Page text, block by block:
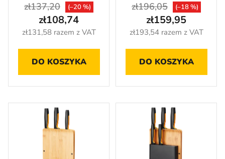
w
zł131,58 razem z VAT
zł108,74
zł137,20 (–20 %)
DO KOSZYKA
zł193,54 razem z VAT
zł159,95
zł196,05 (–18 %)
DO KOSZYKA